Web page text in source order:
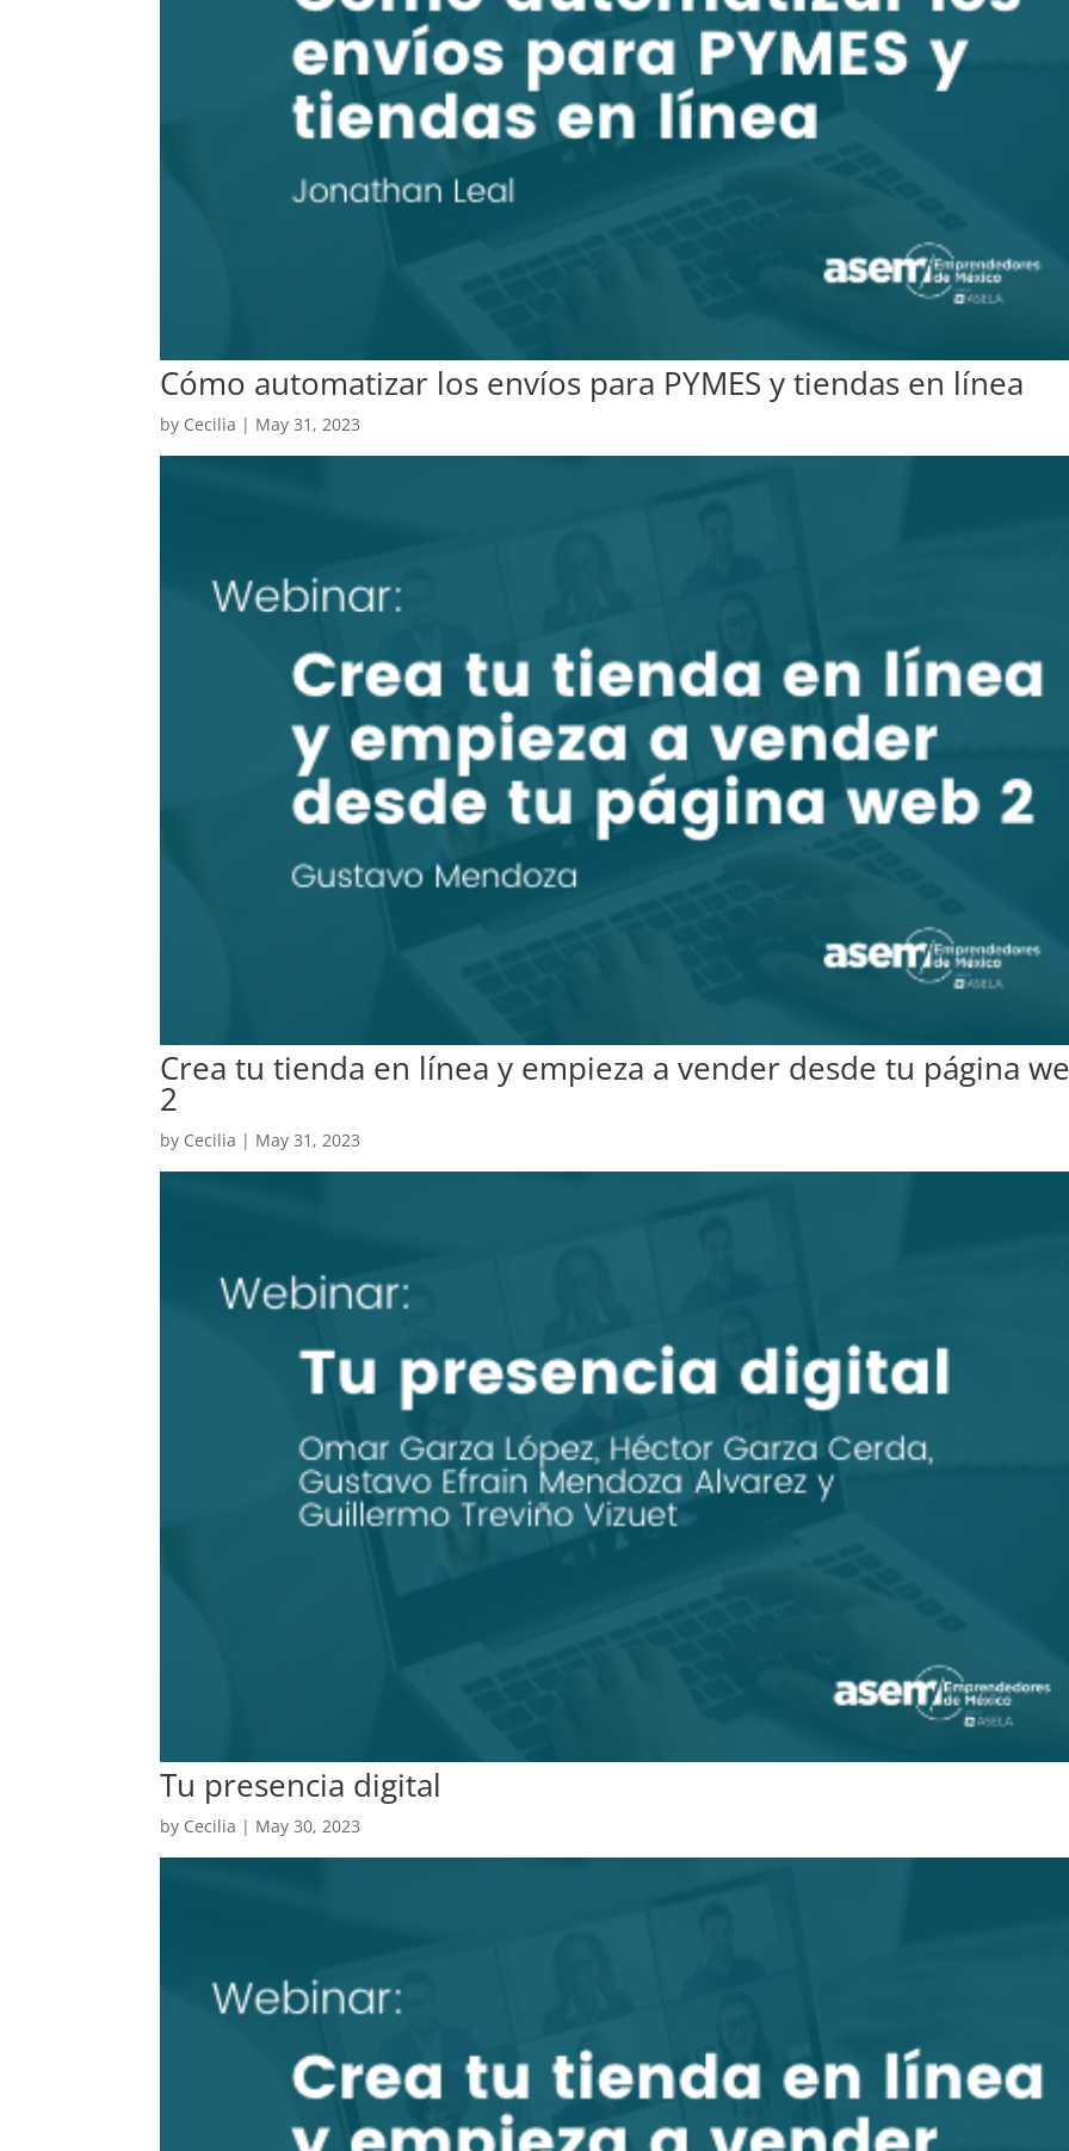
Cómo automatizar los envíos para PYMES y tiendas en línea
by Cecilia | May 31, 2023
Crea tu tienda en línea y empieza a vender desde tu página
2
by Cecilia | May 31, 2023
Tu presencia digital
by Cecilia | May 30, 2023